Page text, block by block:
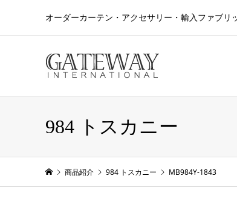
オーダーカーテン・アクセサリー・輸入ファブ
984 トスカニー
商品紹介 984 トスカニー MB984Y-1843